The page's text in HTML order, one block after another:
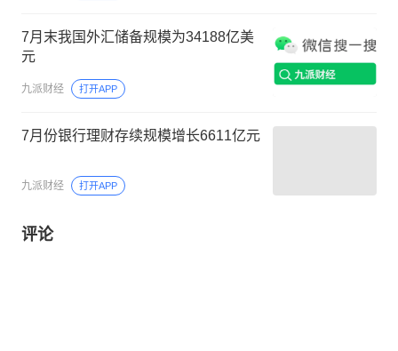
7月末我国外汇储备规模为34188亿美
元
九派财经 打开APP
7月份银行理财存续规模增长6611亿元
九派财经 打开APP
评论